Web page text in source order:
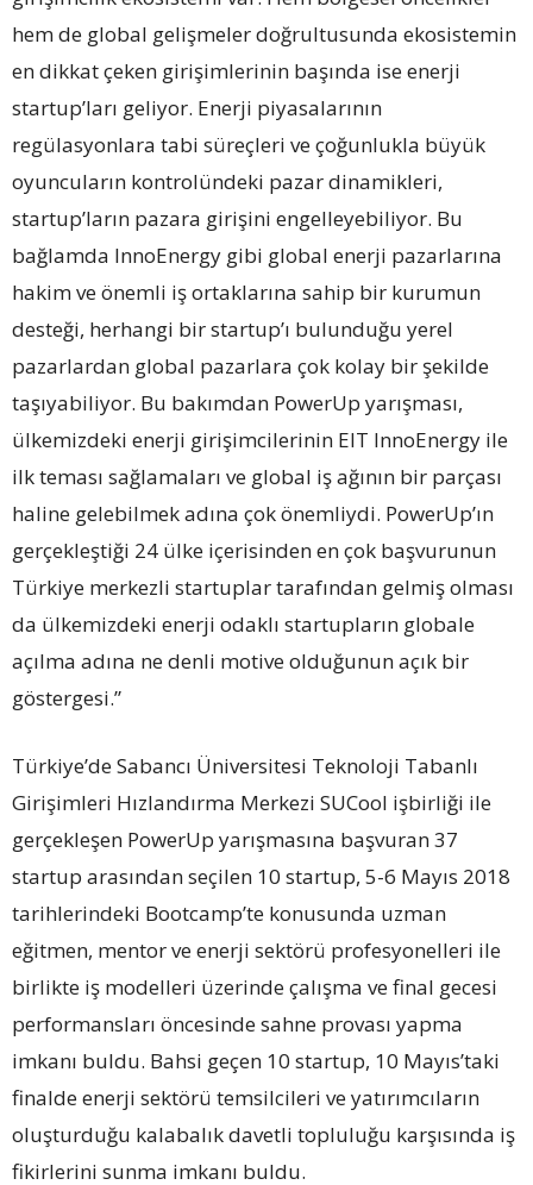
hem de global gelişmeler doğrultusunda ekosistemin
en dikkat çeken girişimlerinin başında ise enerji
startup’ları geliyor. Enerji piyasalarının
regülasyonlara tabi süreçleri ve çoğunlukla büyük
oyuncuların kontrolündeki pazar dinamikleri,
startup’ların pazara girişini engelleyebiliyor. Bu
bağlamda InnoEnergy gibi global enerji pazarlarına
hakim ve önemli iş ortaklarına sahip bir kurumun
desteği, herhangi bir startup’ı bulunduğu yerel
pazarlardan global pazarlara çok kolay bir şekilde
taşıyabiliyor. Bu bakımdan PowerUp yarışması,
ülkemizdeki enerji girişimcilerinin EIT InnoEnergy ile
ilk teması sağlamaları ve global iş ağının bir parçası
haline gelebilmek adına çok önemliydi. PowerUp’ın
gerçekleştiği 24 ülke içerisinden en çok başvurunun
Türkiye merkezli startuplar tarafından gelmiş olması
da ülkemizdeki enerji odaklı startupların globale
açılma adına ne denli motive olduğunun açık bir
göstergesi.”
Türkiye’de Sabancı Üniversitesi Teknoloji Tabanlı
Girişimleri Hızlandırma Merkezi SUCool işbirliği ile
gerçekleşen PowerUp yarışmasına başvuran 37
startup arasından seçilen 10 startup, 5-6 Mayıs 2018
tarihlerindeki Bootcamp’te konusunda uzman
eğitmen, mentor ve enerji sektörü profesyonelleri ile
birlikte iş modelleri üzerinde çalışma ve final gecesi
performansları öncesinde sahne provası yapma
imkanı buldu. Bahsi geçen 10 startup, 10 Mayıs’taki
finalde enerji sektörü temsilcileri ve yatırımcıların
oluşturduğu kalabalık davetli topluluğu karşısında iş
fikirlerini sunma imkanı buldu.